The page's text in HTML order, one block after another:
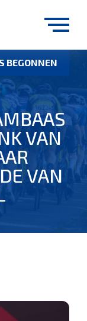
VAN
VAN
BEGONNEN